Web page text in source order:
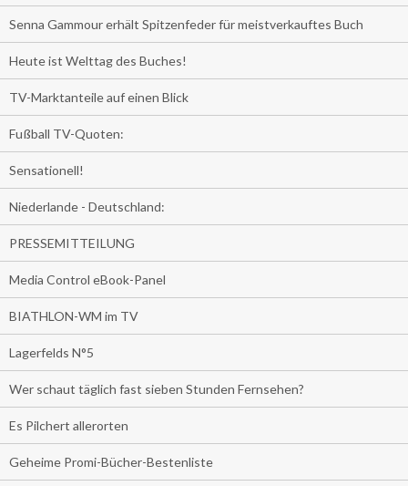
Senna Gammour erhält Spitzenfeder für meistverkauftes Buch
Heute ist Welttag des Buches!
TV-Marktanteile auf einen Blick
Fußball TV-Quoten:
Sensationell!
Niederlande - Deutschland:
PRESSEMITTEILUNG
Media Control eBook-Panel
BIATHLON-WM im TV
Lagerfelds N°5
Wer schaut täglich fast sieben Stunden Fernsehen?
Es Pilchert allerorten
Geheime Promi-Bücher-Bestenliste